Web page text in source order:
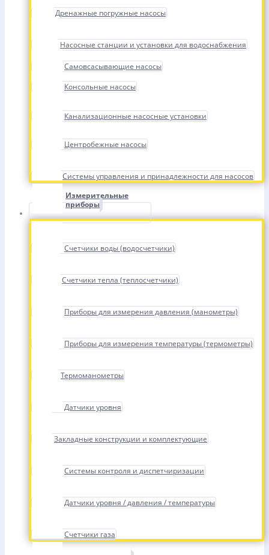
Дренажные погружные насосы
Насосные станции и установки для водоснабжения
Самовсасывающие насосы
Консольные насосы
Канализационные насосные установки
Центробежные насосы
Системы управления и принадлежности для насосов
Измерительные
приборы
Счетчики воды (водосчетчики)
Счетчики тепла (теплосчетчики)
Приборы для измерения давления (манометры)
Приборы для измерения температуры (термометры)
Термоманометры
Датчики уровня
Закладные конструкции и комплектующие
Системы контроля и диспетчиризации
Датчики уровня / давления / температуры
Счетчики газа